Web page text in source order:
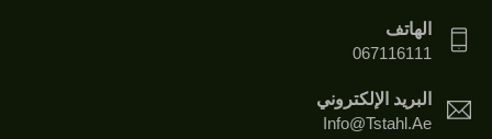
الهاتف
067116111
البريد الإلكتروني
Info@tstahl.ae